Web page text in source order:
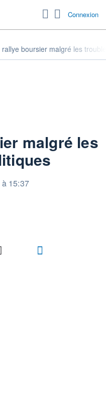
Connexion
rallye boursier malgré les
malgré les
15:37